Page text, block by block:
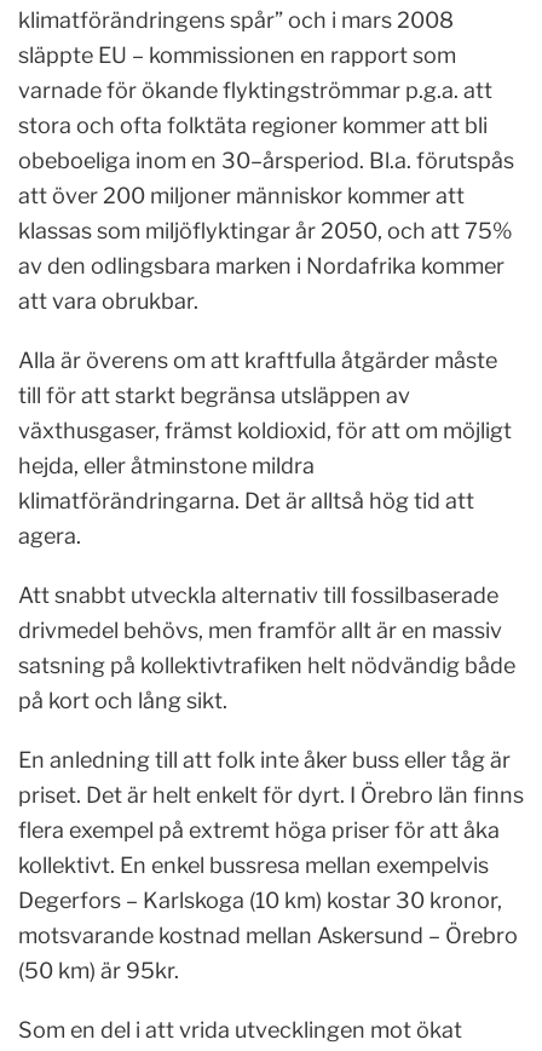
klimatförändringens spår” och i mars 2008
släppte EU – kommissionen en rapport som
varnade för ökande flyktingströmmar p.g.a. att
stora och ofta folktäta regioner kommer att bli
obeboeliga inom en 30–årsperiod. Bl.a. förutspås
att över 200 miljoner människor kommer att
klassas som miljöflyktingar år 2050, och att 75%
av den odlingsbara marken i Nordafrika kommer
att vara obrukbar.
Alla är överens om att kraftfulla åtgärder måste
till för att starkt begränsa utsläppen av
växthusgaser, främst koldioxid, för att om möjligt
hejda, eller åtminstone mildra
klimatförändringarna. Det är alltså hög tid att
agera.
Att snabbt utveckla alternativ till fossilbaserade
drivmedel behövs, men framför allt är en massiv
satsning på kollektivtrafiken helt nödvändig både
på kort och lång sikt.
En anledning till att folk inte åker buss eller tåg är
priset. Det är helt enkelt för dyrt. I Örebro län finns
flera exempel på extremt höga priser för att åka
kollektivt. En enkel bussresa mellan exempelvis
Degerfors – Karlskoga (10 km) kostar 30 kronor,
motsvarande kostnad mellan Askersund – Örebro
(50 km) är 95kr.
Som en del i att vrida utvecklingen mot ökat